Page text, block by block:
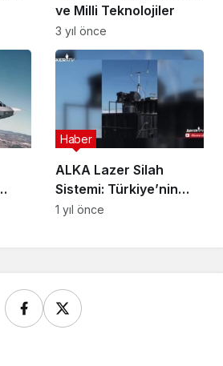
ve Milli Teknolojiler
3 yıl önce
ALKA Lazer Silah
Sistemi: Türkiye’nin
İleri Teknoloji Koruma
Haber
1 yıl önce